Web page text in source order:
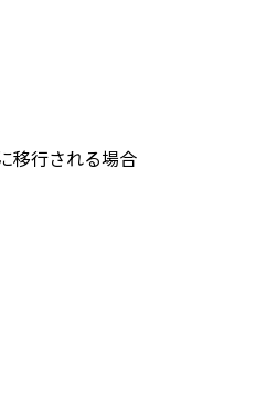
移行される場合